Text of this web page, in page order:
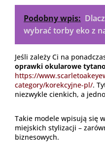
Podobny wpis:
wybrać torby eko z
Jeśli zależy Ci na
oprawki okularowe
https://
category/korekcyjne-pl/.
niezwykle cienkich, a
Takie modele wpisują się
miejskich stylizacji –
biznesowych.